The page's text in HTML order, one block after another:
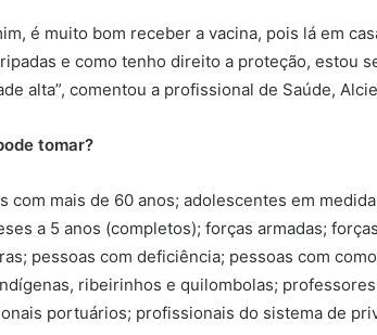
é muito bom receber a vacina, pois lá em
e como tenho direito a proteção, estou
alta”, comentou a profissional de Saúde,
tomar?
com mais de 60 anos; adolescentes em
a 5 anos (completos); forças armadas;
pessoas com deficiência; pessoas com
ribeirinhos e quilombolas;
portuários; profissionais do sistema de